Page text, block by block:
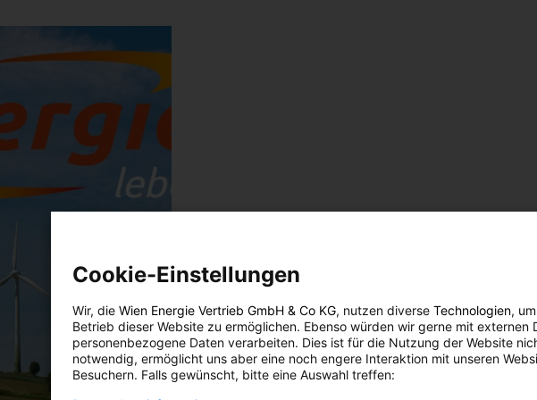
Cookie-Einstellungen
Wir, die Wien Energie Vertrieb GmbH & Co KG, nutzen diverse Technologien,
Betrieb dieser Website zu ermöglichen. Ebenso würden wir gerne mit externen
personenbezogene Daten verarbeiten. Dies ist für die Nutzung der Website
notwendig, ermöglicht uns aber eine noch engere Interaktion mit unseren
Besuchern. Falls gewünscht, bitte eine Auswahl treffen: